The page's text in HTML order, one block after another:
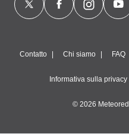
Contatto Chi siamo FAQ
Informativa sulla privacy
© 2026